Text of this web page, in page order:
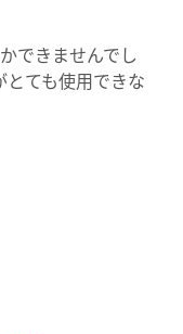
できませんでし
ても使用できな